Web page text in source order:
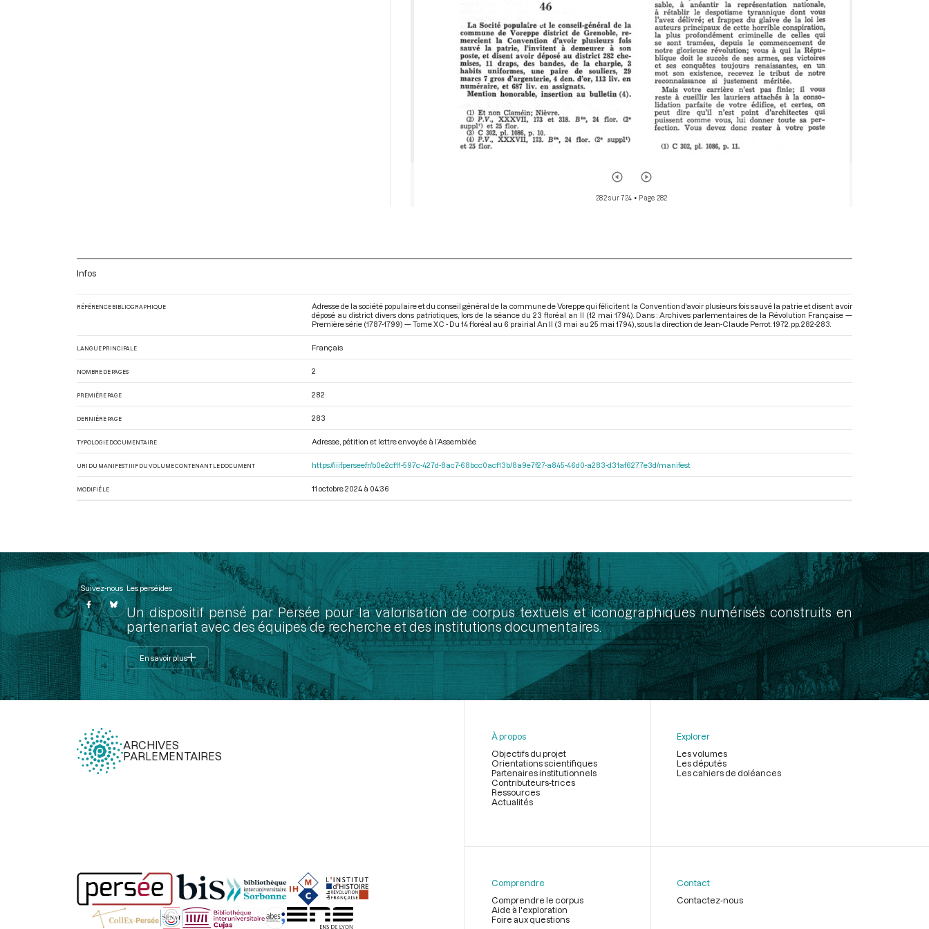
282 sur 724 • Page 282
Infos
RÉFÉRENCE BIBLIOGRAPHIQUE
Adresse de la société populaire et du conseil général de la commune de Voreppe qui félicitent la Convention d'avoir plusieurs fois sauvé la patrie et disent avoir
déposé au district divers dons patriotiques, lors de la séance du 23 floréal an II (12 mai 1794). Dans : Archives parlementaires de la Révolution Française —
Première série (1787-1799) — Tome XC - Du 14 floréal au 6 prairial An II (3 mai au 25 mai 1794) , sous la direction de Jean-Claude Perrot. 1972. pp. 282-283.
LANGUE PRINCIPALE Français
NOMBRE DE PAGES 2
PREMIÈRE PAGE 282
DERNIÈRE PAGE 283
TYPOLOGIE DOCUMENTAIRE Adresse, pétition et lettre envoyée à l’Assemblée
URI DU MANIFEST IIIF DU VOLUME CONTENANT LE DOCUMENT https://iiif.persee.fr/b0e2cf11-597c-427d-8ac7-68bcc0acf13b/8a9e7f27-a845-46d0-a283-d31af6277e3d/manifest
MODIFIÉ LE 11 octobre 2024 à 04:36
Suivez-nous Les perséides
Un dispositif pensé par Persée pour la valorisation de corpus textuels et iconographiques numérisés construits en
partenariat avec des équipes de recherche et des institutions documentaires.
En savoir plus
ARCHIVES
PARLEMENTAIRES
page
À propos
Objectifs du projet
Orientations scientifiques
Partenaires institutionnels
Contributeurs-trices
Ressources
Actualités
Explorer
Les volumes
Les députés
Les cahiers de doléances
Comprendre
Comprendre le corpus
Aide à l'exploration
Foire aux questions
Contact
Contactez-nous